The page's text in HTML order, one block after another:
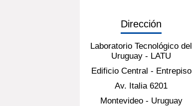
Dirección
Laboratorio Tecnológico del
Uruguay - LATU
Edificio Central - Entrepiso
Av. Italia 6201
Montevideo - Uruguay